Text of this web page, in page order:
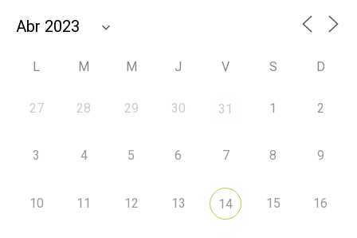
L M M J V S D
27 28 29 30 31 1 2
3 4 5 6 7 8 9
10 11 12 13 14 15 16